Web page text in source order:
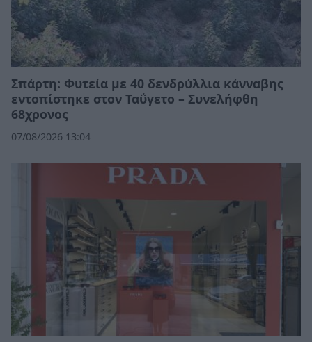
Σπάρτη: Φυτεία με 40 δενδρύλλια κάνναβης
εντοπίστηκε στον Ταΰγετο – Συνελήφθη
68χρονος
07/08/2026 13:04